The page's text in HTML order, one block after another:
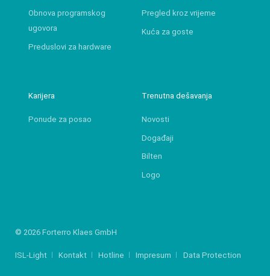
Obnova programskog
ugovora
Preduslovi za hardware
Pregled kroz vrijeme
Kuća za goste
Karijera
Ponude za posao
Trenutna dešavanja
Novosti
Događaji
Bilten
Logo
© 2026 Forterro Klaes GmbH
ISL-Light Kontakt Hotline Impresum Data Protection